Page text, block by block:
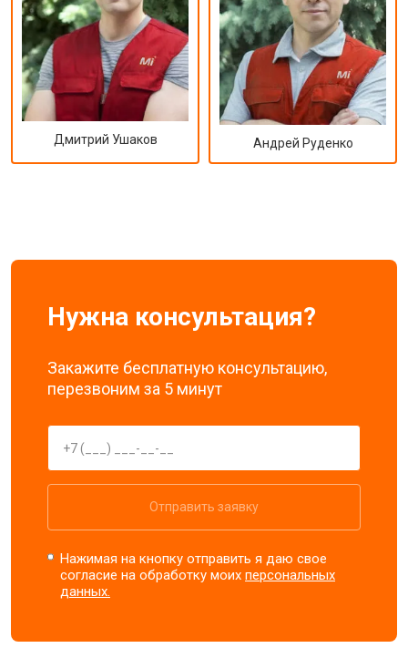
Дмитрий Ушаков Андрей Руденко
Нужна консультация?
Закажите бесплатную консультацию,
перезвоним за 5 минут
Отправить заявку
Нажимая на кнопку отправить я даю свое
согласие на обработку моихперсональных
данных.